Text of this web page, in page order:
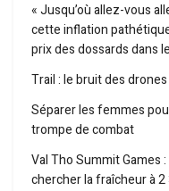
« Jusqu’où allez-vous
cette inflation
prix des dossards dans
Trail : le bruit des
Séparer les femmes
trompe de combat
Val Tho Summit Games
chercher la fraîcheur à